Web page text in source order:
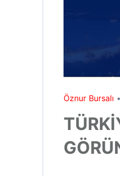
Öznur Bursalı •